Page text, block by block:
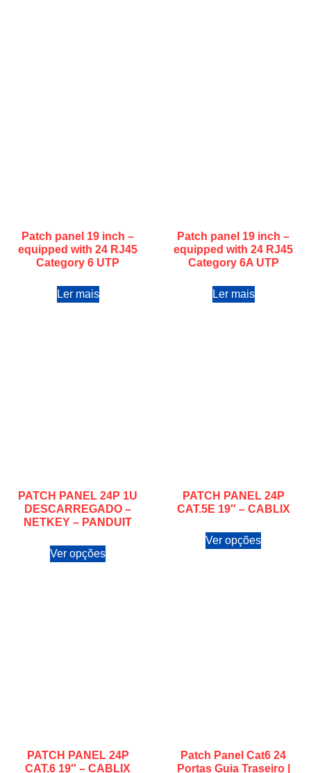
Patch panel 19 inch –
equipped with 24 RJ45
Category 6 UTP
Ler mais
Patch panel 19 inch –
equipped with 24 RJ45
Category 6A UTP
Ler mais
PATCH PANEL 24P 1U
DESCARREGADO –
NETKEY – PANDUIT
Ver opções
PATCH PANEL 24P
CAT.5E 19″ – CABLIX
Ver opções
PATCH PANEL 24P
CAT.6 19″ – CABLIX
Patch Panel Cat6 24
Portas Guia Traseiro |